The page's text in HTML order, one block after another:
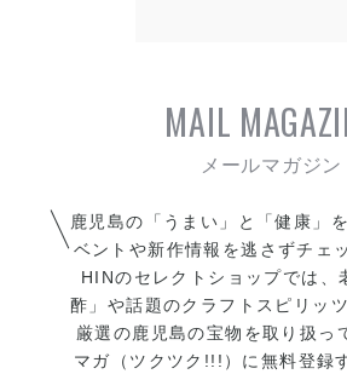
届けします
当サイトで
と、ツクツ
まりお得で
川焼のかめ
め壷仕込み。
文政3年
る昔ながら
露天に並ぶ
MAIL
鹿児島の「うまい」と「健康」
ベントや新作情報を逃さずチ
HINのセレクトショップでは、
酢」や話題のクラフトスピリッ
厳選の鹿児島の宝物を取り扱っ
マガ（ツクツク!!!）に無料登録